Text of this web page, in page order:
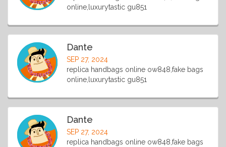
online,luxurytastic gu851
Dante
SEP 27, 2024
replica handbags online ow848,fake bags
online,luxurytastic gu851
Dante
SEP 27, 2024
replica handbags online ow848,fake bags